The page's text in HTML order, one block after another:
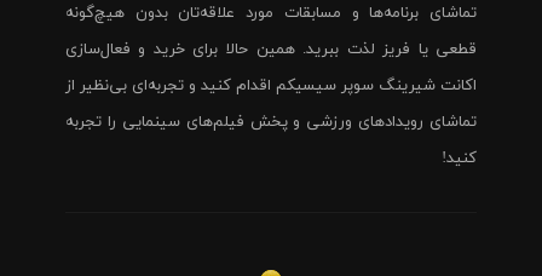
تماشای برنامه‌ها و مسابقات مورد علاقه‌تان بدون هیچ‌گونه
قطعی یا فریز لذت ببرید. همین حالا برای خرید و فعال‌سازی
اکانت شیرینگ سوپر سیسیکم اقدام کنید و تجربه‌ای بی‌نظیر از
تماشای رویدادهای ورزشی و پخش فیلم‌های سینمایی را تجربه
کنید!